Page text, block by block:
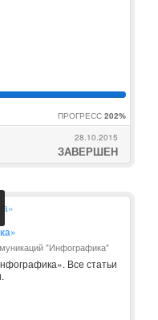
ПРОГРЕСС 202%
28.10.2015
ЗАВЕРШЕН
"Инфографика"
Все статьи